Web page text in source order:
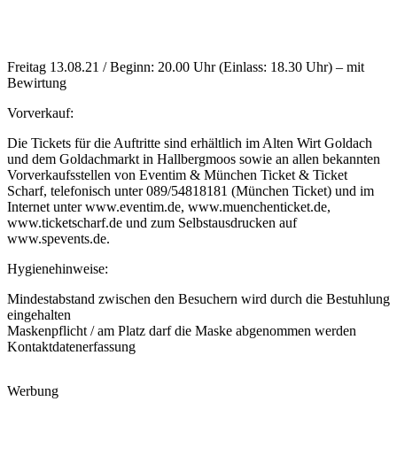
Freitag 13.08.21 / Beginn: 20.00 Uhr (Einlass: 18.30 Uhr) – mit
Bewirtung
Vorverkauf:
Die Tickets für die Auftritte sind erhältlich im Alten Wirt Goldach
und dem Goldachmarkt in Hallbergmoos sowie an allen bekannten
Vorverkaufsstellen von Eventim & München Ticket & Ticket
Scharf, telefonisch unter 089/54818181 (München Ticket) und im
Internet unter www.eventim.de, www.muenchenticket.de,
www.ticketscharf.de und zum Selbstausdrucken auf
www.spevents.de.
Hygienehinweise:
Mindestabstand zwischen den Besuchern wird durch die Bestuhlung
eingehalten
Maskenpflicht / am Platz darf die Maske abgenommen werden
Kontaktdatenerfassung
Werbung